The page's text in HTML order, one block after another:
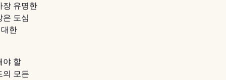
장 유명한
도심
한
야 할
의 모든